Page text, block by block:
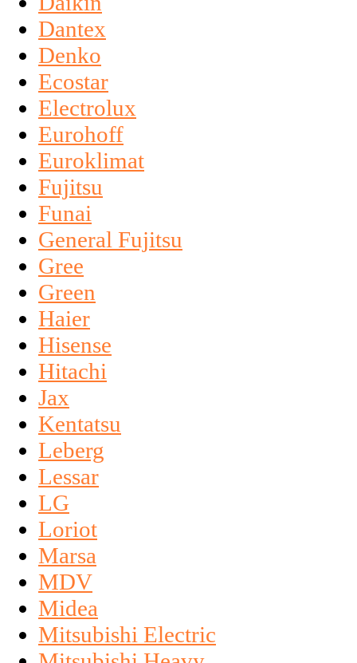
Dantex
Denko
Ecostar
Electrolux
Eurohoff
Euroklimat
Fujitsu
Funai
General Fujitsu
Gree
Green
Haier
Hisense
Hitachi
Jax
Kentatsu
Leberg
Lessar
LG
Loriot
Marsa
MDV
Midea
Mitsubishi Electric